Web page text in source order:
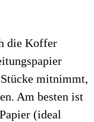
die Koffer
mitnimmt,
Am besten ist
(ideal